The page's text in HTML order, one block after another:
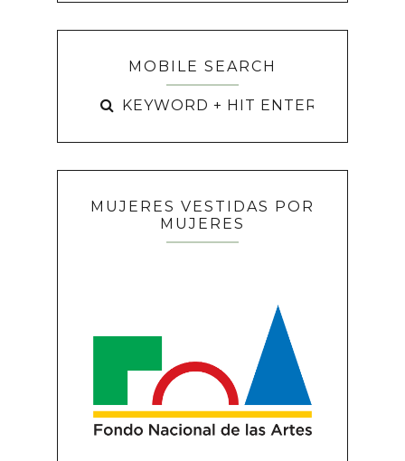
MOBILE SEARCH
MUJERES VESTIDAS POR
MUJERES